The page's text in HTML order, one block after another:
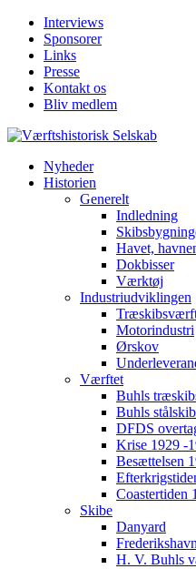
Interviews
Sponsorer
Links
Presse
Kontakt os
Bliv medlem
Nyheder
Historien
Generelt
Indledning
Havet,
Dokbisser
Værktøj
Industriudviklingen
Motorindustri
Ørskov
Værftet
Buhls
Buhls
DFDS
Krise 1929 -
Besættelsen
Coastertiden
Skibe
Danyard
H. V. Buhls